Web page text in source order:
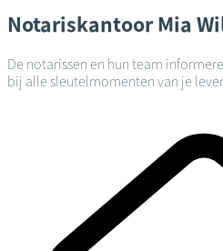
Notariskantoor Mia
De notarissen en hun team
bij alle sleutelmomenten van je